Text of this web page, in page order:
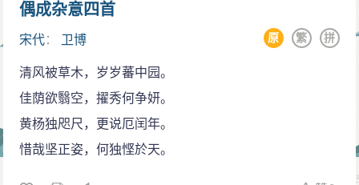
偶成杂意四首
宋代： 卫博 拼
繁
原
清风被草木，岁岁蕃中园。
佳荫欲翳空，擢秀何争妍。
黄杨独咫尺，更说厄闰年。
惜哉坚正姿，何独悭於天。